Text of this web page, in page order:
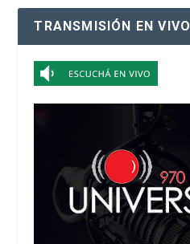
TRANSMISIÓN EN VIVO